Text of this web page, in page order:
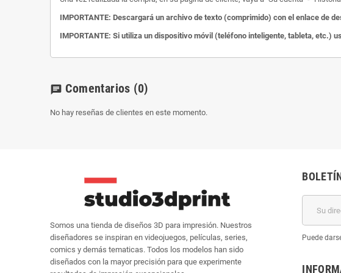
IMPORTANTE: Descargará un archivo de texto (comprimido) con el enlace de
IMPORTANTE: Si utiliza un dispositivo móvil (teléfono inteligente, tableta, etc.)
chat Comentarios (0)
No hay reseñas de clientes en este momento.
Somos una tienda de diseños 3D para impresión. Nuestros
diseñadores se inspiran en videojuegos, películas, series,
comics y demás tematicas. Todos los modelos han sido
diseñados con la mayor precisión para que experimente
Puede